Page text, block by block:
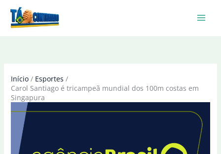
Início
Esportes
Carol Santiago é tricampeã mundial dos 100m costas em
Singapura